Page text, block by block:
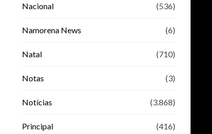
Nacional (536)
Namorena News (6)
Natal (710)
Notas (3)
Notícias (3.868)
Principal (416)